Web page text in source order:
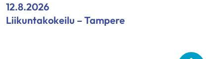
12.8.2026
Liikuntakokeilu – Tampere